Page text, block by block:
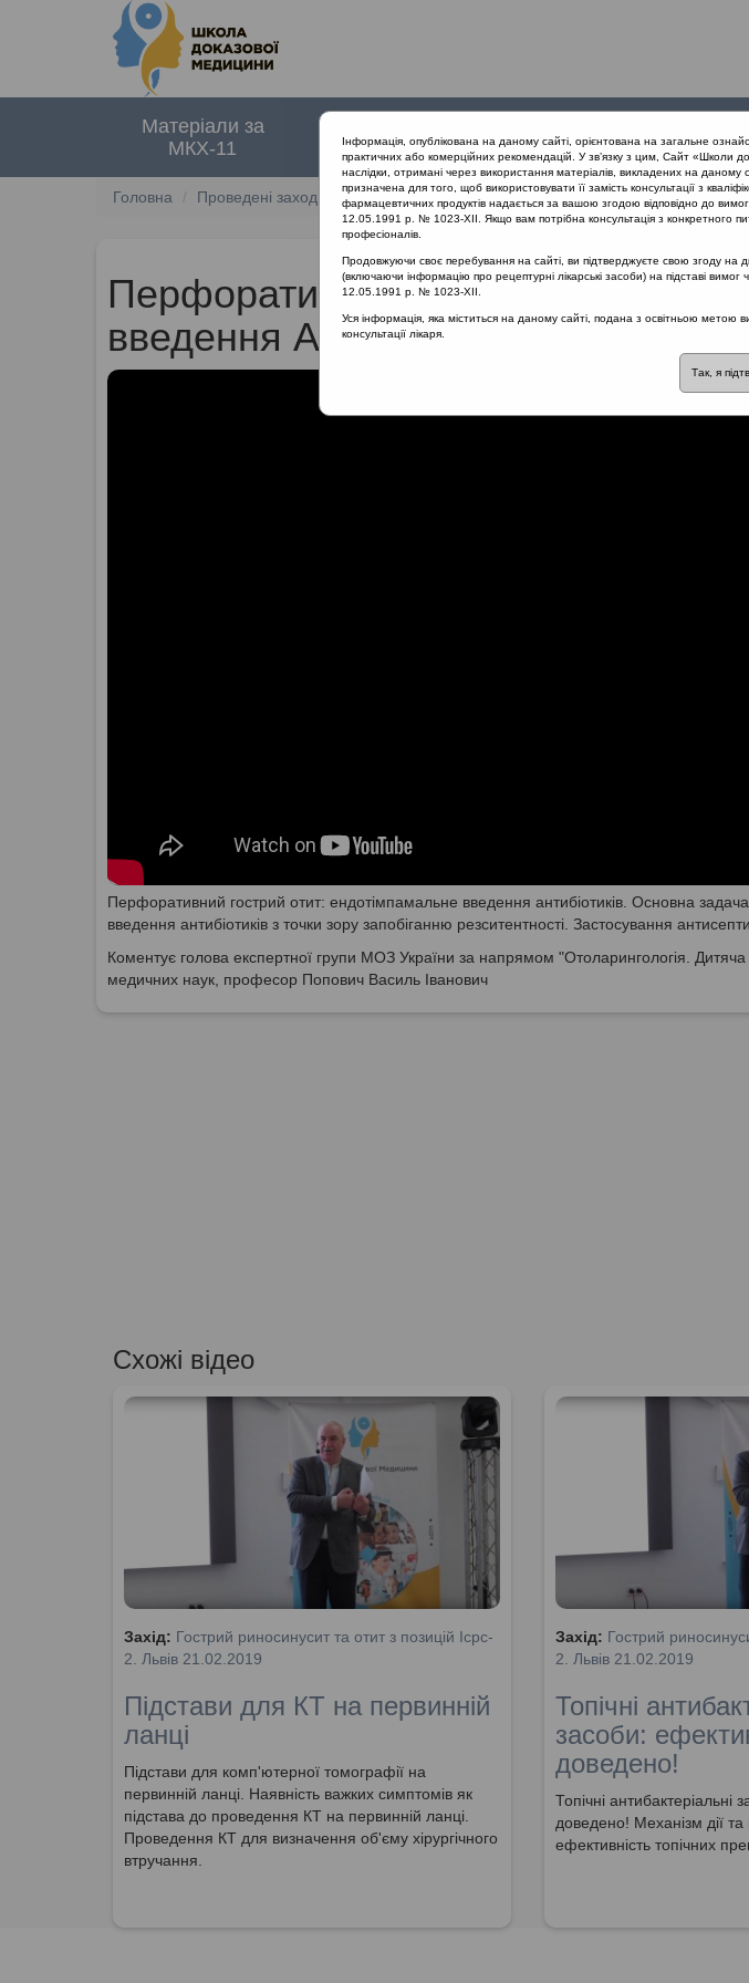
Матеріали за
МКХ-11
документи
заходи
Головна Проведені заходи Гострий риносинусит та отит з позицій Icpc-2. Львів
Перфоративний гострий отит:
введення АБ
Перфоративний гострий отит: ендотімпамальне введення антибіотиків. Основна
введення антибіотиків з точки зору запобіганню резситентності. Застосування
Коментує голова експертної групи МОЗ України за напрямом "Отоларингологія. Дитяча
медичних наук, професор Попович Василь Іванович
Схожі відео
Захід: Гострий риносинусит та отит з позицій Icpc-
2. Львів 21.02.2019
Підстави для КТ на первинній
ланці
Підстави для комп'ютерної томографії на
первинній ланці. Наявність важких симптомів як
підстава до проведення КТ на первинній ланці.
Проведення КТ для визначення об'єму хірургічного
втручання.
Захід: Гострий
2. Львів 21.02.2019
Топічні
засоби:
доведено!
Топічні антибактеріальні
доведено! Механізм дії
ефективність топічних
Інформація, опублікована на даному сайті, орієнтована на загальне
практичних або комерційних рекомендацій. У зв’язку з цим, Сайт «Школи
наслідки, отримані через використання матеріалів, викладених на
призначена для того, щоб використовувати її замість консультації з
фармацевтичних продуктів надається за вашою згодою відповідно до
12.05.1991 р. № 1023-XII. Якщо вам потрібна консультація з конкретного
професіоналів.
Продовжуючи своє перебування на сайті, ви підтверджуєте свою згоду на
(включаючи інформацію про рецептурні лікарські засоби) на підставі
12.05.1991 р. № 1023-XII.
Уся інформація, яка міститься на даному сайті, подана з освітньою
консультації лікаря.
Так, я